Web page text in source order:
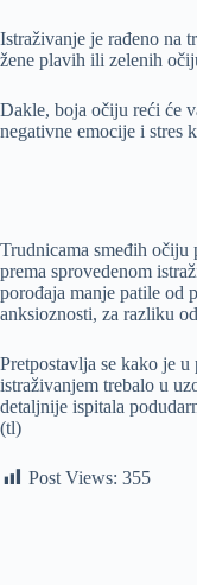
Istraživanje je rađeno na
žene plavih ili zelenih
Dakle, boja očiju reći će
negativne emocije i stres
Trudnicama smeđih očiju
prema sprovedenom
porođaja manje patile od
anksioznosti, za razliku
Pretpostavlja se kako je
istraživanjem trebalo u
detaljnije ispitala
(tl)
Post Views: 355